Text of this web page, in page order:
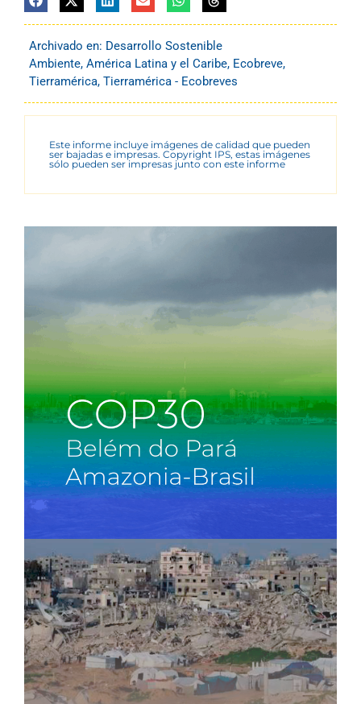
Archivado en: Desarrollo Sostenible
Ambiente, América Latina y el Caribe, Ecobreve,
Tierramérica, Tierramérica - Ecobreves
Este informe incluye imágenes de calidad que pueden
ser bajadas e impresas. Copyright IPS, estas imágenes
sólo pueden ser impresas junto con este informe